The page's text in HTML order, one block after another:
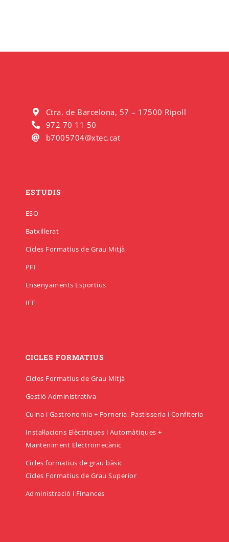
Ctra. de Barcelona, 57 – 17500 Ripoll
972 70 11 50
b7005704@xtec.cat
ESTUDIS
ESO
Batxillerat
Cicles Formatius de Grau Mitjà
PFI
Ensenyaments Esportius
IFE
CICLES FORMATIUS
Cicles Formatius de Grau Mitjà
Gestió Administrativa
Cuina i Gastronomia + Forneria, Pastisseria i Confiteria
Instal·lacions Elèctriques i Automàtiques +
Manteniment Electromecànic
Cicles formatius de grau bàsic
Cicles Formatius de Grau Superior
Administració i Finances